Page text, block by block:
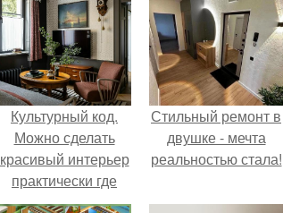
Культурный код.
Можно сделать
красивый интерьер
практически где
угодно.
Стильный ремонт в
двушке - мечта
реальностью стала!